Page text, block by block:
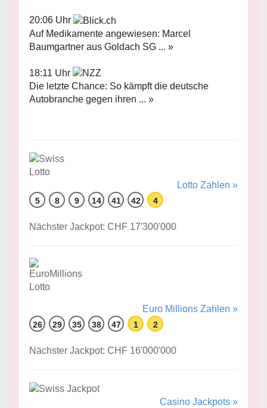
20:06 Uhr
Auf Medikamente angewiesen: Marcel
Baumgartner aus Goldach SG ... »
18:11 Uhr
Die letzte Chance: So kämpft die deutsche
Autobranche gegen ihren ... »
Lotto Zahlen »
5 8 9 14 41 42 4
Nächster Jackpot: CHF 17'300'000
Euro Millions Zahlen »
26 29 35 38 47 1 2
Nächster Jackpot: CHF 16'000'000
Casino Jackpots »